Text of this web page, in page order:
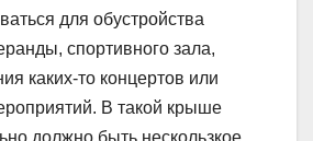
для обустройства
спортивного зала,
каких-то концертов или
В такой крыше
должно быть нескользкое